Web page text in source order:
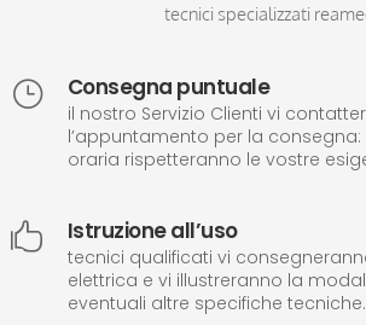
tecnici specializzati
} Consegna puntuale
il nostro Servizio Clienti vi
l’appuntamento per la
oraria rispetteranno le vostre
 Istruzione all’uso
tecnici qualificati vi
elettrica e vi illustreranno la
eventuali altre specifiche tecniche.